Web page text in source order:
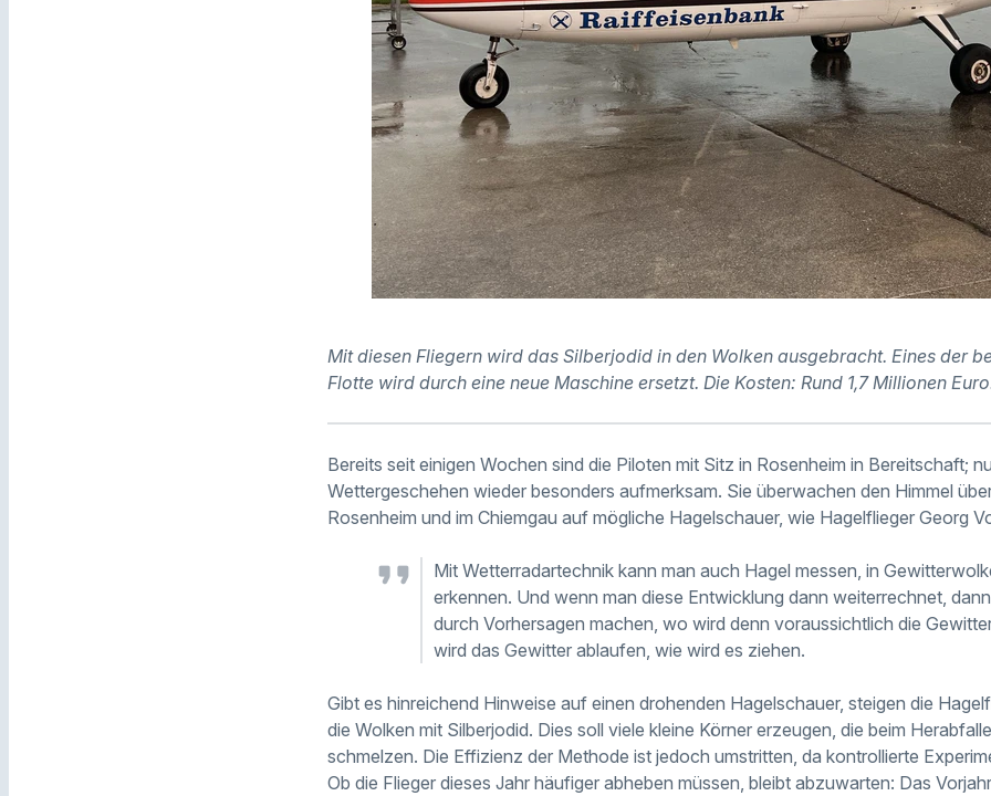
Mit diesen Fliegern wird das Silberjodid in den Wolken ausgebracht. Eines der
Flotte wird durch eine neue Maschine ersetzt. Die Kosten: Rund 1,7 Millionen
Bereits seit einigen Wochen sind die Piloten mit Sitz in Rosenheim in Bereitschaft;
Wettergeschehen wieder besonders aufmerksam. Sie überwachen den Himmel
Rosenheim und im Chiemgau auf mögliche Hagelschauer, wie Hagelflieger Georg
Mit Wetterradartechnik kann man auch Hagel messen, in
erkennen. Und wenn man diese Entwicklung dann weiterrechnet,
durch Vorhersagen machen, wo wird denn voraussichtlich die
wird das Gewitter ablaufen, wie wird es ziehen.
Gibt es hinreichend Hinweise auf einen drohenden Hagelschauer, steigen die
die Wolken mit Silberjodid. Dies soll viele kleine Körner erzeugen, die beim
schmelzen. Die Effizienz der Methode ist jedoch umstritten, da kontrollierte
Ob die Flieger dieses Jahr häufiger abheben müssen, bleibt abzuwarten: Das